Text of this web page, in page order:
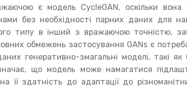
є модель CycleGAN, оскільки
без необхідності парних даних для
типу в інший з вражаючою точністю,
обмежень застосування GANs є
генеративно-змагальні моделі, такі
що модель може намагатися
її здатність до адаптації до